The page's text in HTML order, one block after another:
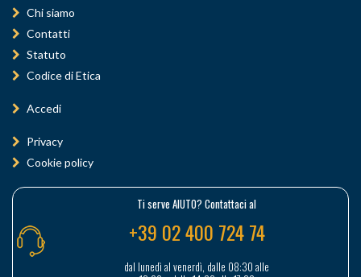
Chi siamo
Contatti
Statuto
Codice di Etica
Accedi
Privacy
Cookie policy
Ti serve AIUTO? Contattaci al
+39 02 400 724 74
dal lunedì al venerdì, dalle 08:30 alle